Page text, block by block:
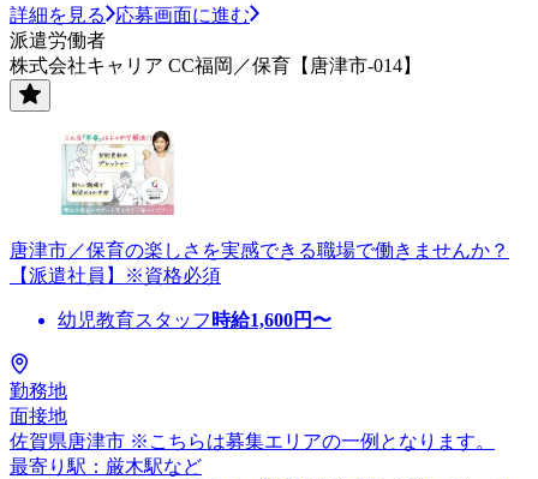
詳細を見る
応募画面に進む
派遣労働者
株式会社キャリア CC福岡／保育【唐津市-014】
唐津市／保育の楽しさを実感できる職場で働きませんか？
【派遣社員】※資格必須
幼児教育スタッフ 時給1,600円〜
勤務地
面接地
佐賀県唐津市 ※こちらは募集エリアの一例となります。
最寄り駅：厳木駅など